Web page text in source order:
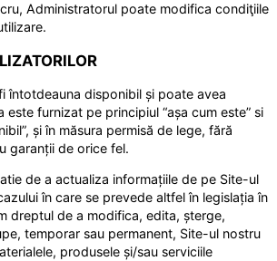
Administratorul poate modifica condiţiile
întotdeauna disponibil și poate avea
este furnizat pe principiul “așa cum este” si
și în măsura permisă de lege, fără
garanții de orice fel.
de a actualiza informațiile de pe Site-ul
în care se prevede altfel în legislația în
dreptul de a modifica, edita, șterge,
temporar sau permanent, Site-ul nostru
produsele și/sau serviciile